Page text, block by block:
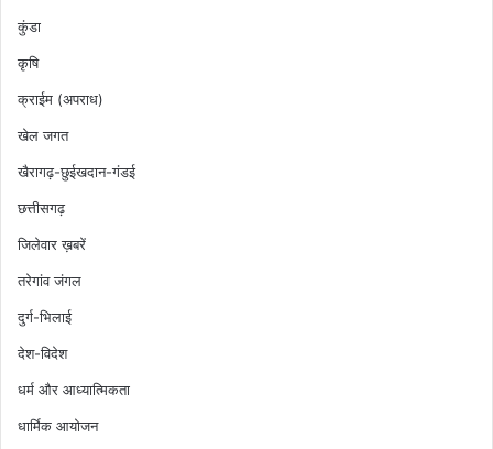
कुंडा
कृषि
क्राईम (अपराध)
खेल जगत
खैरागढ़-छुईखदान-गंडई
छत्तीसगढ़
जिलेवार ख़बरें
तरेगांव जंगल
दुर्ग-भिलाई
देश-विदेश
धर्म और आध्यात्मिकता
धार्मिक आयोजन